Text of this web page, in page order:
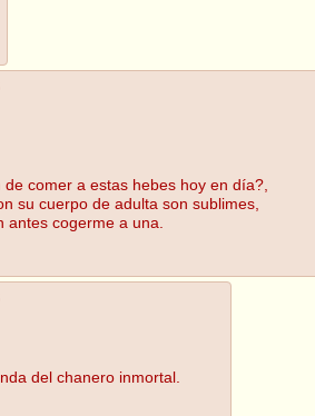
comer a estas hebes hoy en día?,
su cuerpo de adulta son sublimes,
antes cogerme a una.
del chanero inmortal.